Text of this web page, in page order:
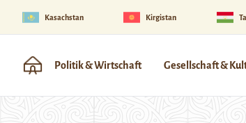
Kasachstan Kirgistan
Politik & Wirtschaft Gesellschaft &